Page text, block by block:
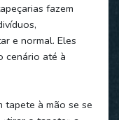
fazem
e normal. Eles
cenário até à
tapete à mão se se